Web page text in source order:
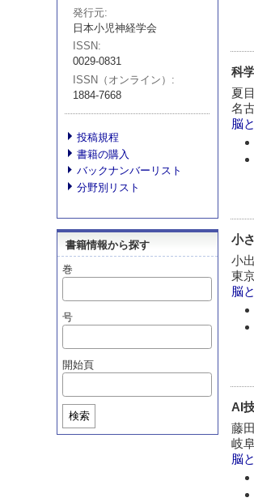
発行元
日本小児神経学会
ISSN
0029-0831
ISSN（オンライン）
1884-7668
投稿規程
書籍の購入
バックナンバーリスト
分野別リスト
書籍情報から探す
巻
号
開始頁
検索
科
夏
名
脳
小
小
東
脳
AI
藤
岐
脳